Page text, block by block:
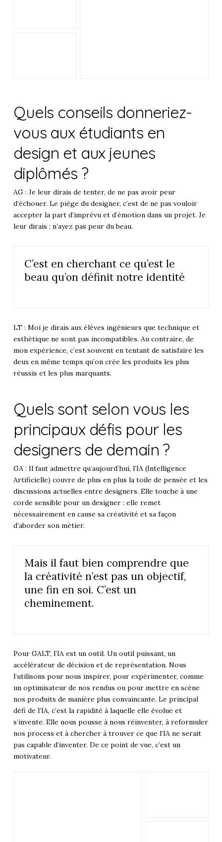
Quels conseils donneriez-
vous aux étudiants en
design et aux jeunes
diplômés ?
AG : Je leur dirais de tenter, de ne pas avoir peur
d’échouer. Le piège du designer, c’est de ne pas vouloir
accepter la part d’imprévu et d’émotion dans un projet. Je
leur dirais : n’ayez pas peur du beau.
C’est en cherchant ce qu’est le
beau qu’on définit notre identité
LT : Moi je dirais aux élèves ingénieurs que technique et
esthétique ne sont pas incompatibles. Au contraire, de
mon expérience, c’est souvent en tentant de satisfaire les
deux en même temps qu’on crée les produits les plus
réussis et les plus marquants.
Quels sont selon vous les
principaux défis pour les
designers de demain ?
GA : Il faut admettre qu’aujourd’hui, l’IA (Intelligence
Artificielle) couvre de plus en plus la toile de pensée et les
discussions actuelles entre designers. Elle touche à une
corde sensible pour un designer : elle remet
nécessairement en cause sa créativité et sa façon
d’aborder son métier.
Mais il faut bien comprendre que
la créativité n’est pas un objectif,
une fin en soi. C’est un
cheminement.
Pour GALT, l’IA est un outil. Un outil puissant, un
accélérateur de décision et de représentation. Nous
l’utilisons pour nous inspirer, pour expérimenter, comme
un optimisateur de nos rendus ou pour mettre en scène
nos produits de manière plus convaincante. Le principal
défi de l’IA, c’est la rapidité à laquelle elle évolue et
s’invente. Elle nous pousse à nous réinventer, à reformuler
nos process et à chercher à trouver ce que l’IA ne serait
pas capable d’inventer. De ce point de vue, c’est un
motivateur.